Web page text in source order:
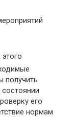
получить
его
нормам